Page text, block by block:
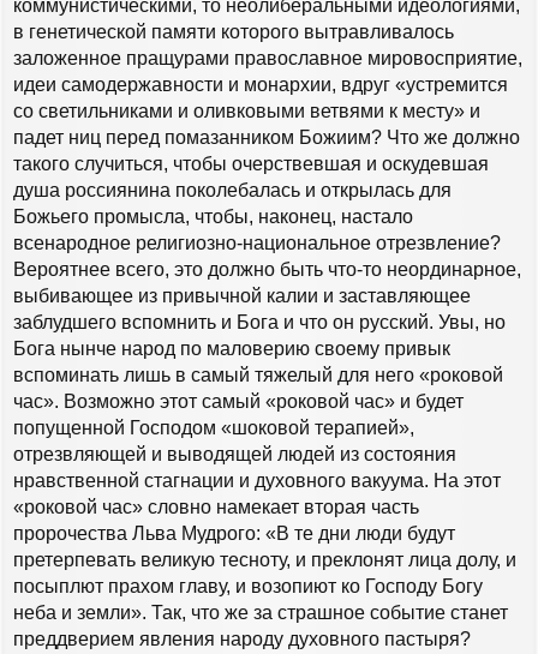
е
коммунистическими, то неолиберальными идеологиями,
в генетической памяти которого вытравливалось
заложенное пращурами православное мировосприятие,
идеи самодержавности и монархии, вдруг «устремится
со светильниками и оливковыми ветвями к месту» и
падет ниц перед помазанником Божиим? Что же должно
такого случиться, чтобы очерствевшая и оскудевшая
душа россиянина поколебалась и открылась для
Божьего промысла, чтобы, наконец, настало
всенародное религиозно-национальное отрезвление?
Вероятнее всего, это должно быть что-то неординарное,
выбивающее из привычной калии и заставляющее
заблудшего вспомнить и Бога и что он русский. Увы, но
Бога нынче народ по маловерию своему привык
вспоминать лишь в самый тяжелый для него «роковой
час». Возможно этот самый «роковой час» и будет
попущенной Господом «шоковой терапией»,
отрезвляющей и выводящей людей из состояния
нравственной стагнации и духовного вакуума. На этот
«роковой час» словно намекает вторая часть
пророчества Льва Мудрого: «В те дни люди будут
претерпевать великую тесноту, и преклонят лица долу, и
посыплют прахом главу, и возопиют ко Господу Богу
неба и земли». Так, что же за страшное событие станет
преддверием явления народу духовного пастыря?